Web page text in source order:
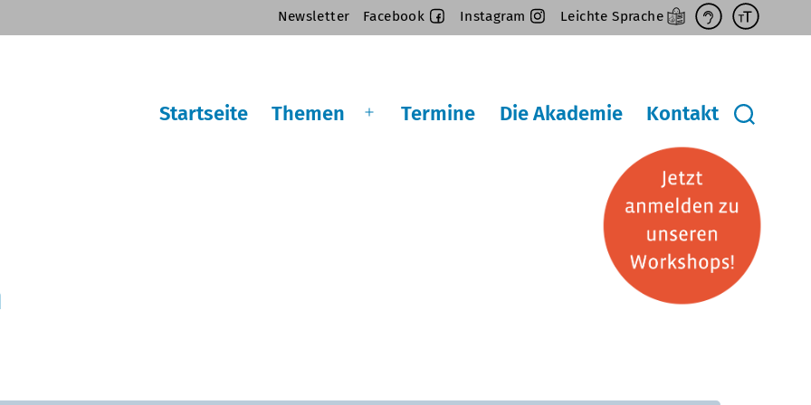
Newsletter Facebook Instagram Leichte Sprache
Startseite Themen
MenüTermine Die Akademie Kontakt